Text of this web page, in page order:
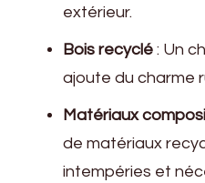
extérieur.
Bois recyclé : Un
ajoute du charme
Matériaux
de matériaux
intempéries et